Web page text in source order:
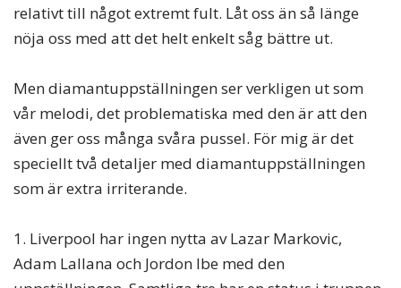
relativt till något extremt fult. Låt oss än så länge
nöja oss med att det helt enkelt såg bättre ut.
Men diamantuppställningen ser verkligen ut som
vår melodi, det problematiska med den är att den
även ger oss många svåra pussel. För mig är det
speciellt två detaljer med diamantuppställningen
som är extra irriterande.
1. Liverpool har ingen nytta av Lazar Markovic,
Adam Lallana och Jordon Ibe med den